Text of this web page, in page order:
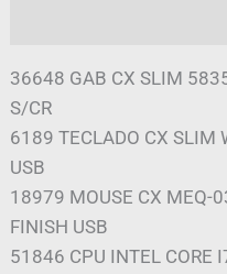
36648 GAB CX SLIM
S/CR
6189 TECLADO CX SLIM
USB
18979 MOUSE CX MEQ-
FINISH USB
51846 CPU INTEL CORE